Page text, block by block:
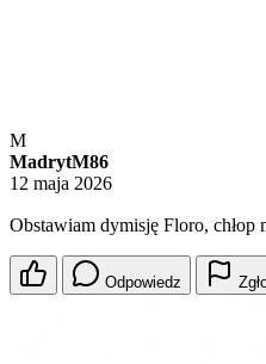
M
MadrytM86
12 maja 2026
Obstawiam dymisję Floro, chłop
Odpowiedz